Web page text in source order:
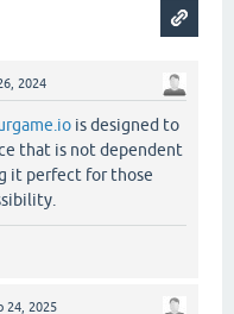
2024
is designed to
that is not dependent
it perfect for those
24, 2025